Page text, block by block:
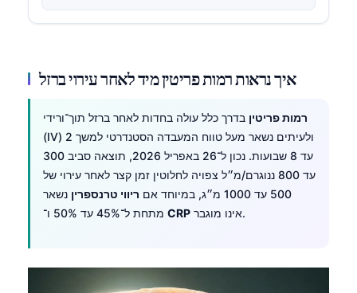
איך נראות רמות פריטין מיד לאחר עירוי ברזל
רמות פריטין בדרך כלל עולה בחדות לאחר ברזל תוך־ורידי
(IV) ולעיתים נשאר מעל טווח המעבדה הסטנדרטי למשך 2
עד 8 שבועות. נכון ל־26 באפריל 2026, תוצאה סביב 300
עד 800 ננוגרם/מ״ל צפויה לחלוטין זמן קצר לאחר עירוי של
500 עד 1000 מ״ג, במיוחד אם
ריווי טרנספרין נשאר
CRP אינו מוגבר.